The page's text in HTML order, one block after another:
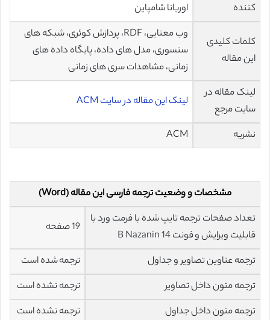
کننده
اوربانا شامپاین
کلمات کلیدی
این مقاله
وب معنایی، RDF، پردازش کوئری، شبکه های
سنسوری، مدل های داده، پایگاه داده های
زمانی، مشاهدات سری های زمانی
لینک مقاله در
سایت مرجع
لینک این مقاله در سایت ACM
نشریه ACM
مشخصات و وضعیت ترجمه فارسی این مقاله (Word)
تعداد صفحات ترجمه تایپ شده با فرمت ورد با
قابلیت ویرایش و فونت 14 B Nazanin
19 صفحه
ترجمه عناوین تصاویر و جداول
ترجمه شده است
ترجمه متون داخل تصاویر
ترجمه نشده است
ترجمه متون داخل جداول
ترجمه نشده است